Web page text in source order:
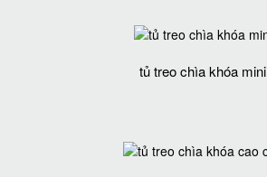
tủ treo chìa khóa mini